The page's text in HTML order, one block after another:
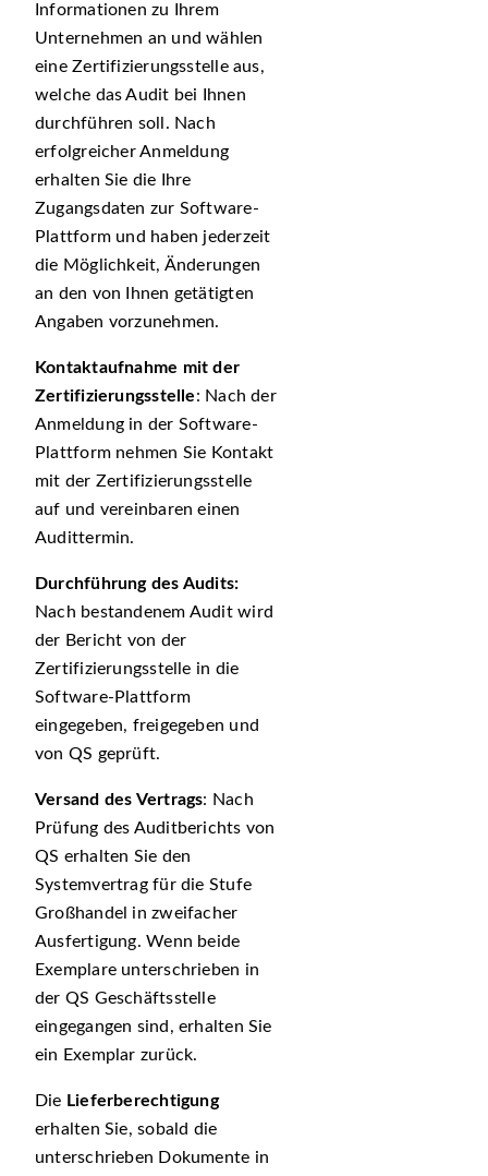
Informationen zu Ihrem
Unternehmen an und wählen
eine Zertifizierungsstelle aus,
welche das Audit bei Ihnen
durchführen soll. Nach
erfolgreicher Anmeldung
erhalten Sie die Ihre
Zugangsdaten zur Software-
Plattform und haben jederzeit
die Möglichkeit, Änderungen
an den von Ihnen getätigten
Angaben vorzunehmen.
Kontaktaufnahme mit der
Zertifizierungsstelle: Nach der
Anmeldung in der Software-
Plattform nehmen Sie Kontakt
mit der Zertifizierungsstelle
auf und vereinbaren einen
Audittermin.
Durchführung des Audits:
Nach bestandenem Audit wird
der Bericht von der
Zertifizierungsstelle in die
Software-Plattform
eingegeben, freigegeben und
von QS geprüft.
Versand des Vertrags: Nach
Prüfung des Auditberichts von
QS erhalten Sie den
Systemvertrag für die Stufe
Großhandel in zweifacher
Ausfertigung. Wenn beide
Exemplare unterschrieben in
der QS Geschäftsstelle
eingegangen sind, erhalten Sie
ein Exemplar zurück.
Die Lieferberechtigung
erhalten Sie, sobald die
unterschrieben Dokumente in